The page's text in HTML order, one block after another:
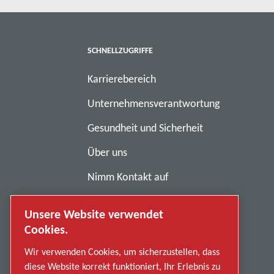
SCHNELLZUGRIFFE
Karrierebereich
Unternehmensverantwortung
Gesundheit und Sicherheit
Über uns
Nimm Kontakt auf
Datenschutzerklärung
Unsere Website verwendet
Cookies.
Wir verwenden Cookies, um sicherzustellen, dass
diese Website korrekt funktioniert, Ihr Erlebnis zu